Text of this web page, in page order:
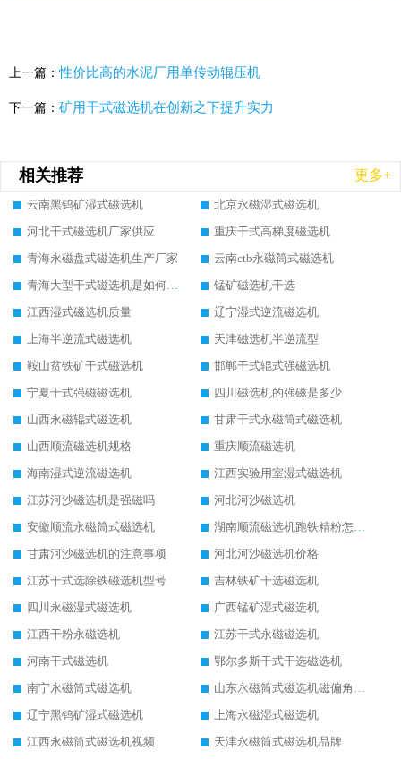
上一篇：性价比高的水泥厂用单传动辊压机
下一篇： 矿用干式磁选机在创新之下提升实力
相关推荐 更多+
云南黑钨矿湿式磁选机
北京永磁湿式磁选机
河北干式磁选机厂家供应
重庆干式高梯度磁选机
青海永磁盘式磁选机生产厂家
云南ctb永磁筒式磁选机
青海大型干式磁选机是如何选矿的
锰矿磁选机干选
江西湿式磁选机质量
辽宁湿式逆流磁选机
上海半逆流式磁选机
天津磁选机半逆流型
鞍山贫铁矿干式磁选机
邯郸干式辊式强磁选机
宁夏干式强磁磁选机
四川磁选机的强磁是多少
山西永磁辊式磁选机
甘肃干式永磁筒式磁选机
山西顺流磁选机规格
重庆顺流磁选机
海南湿式逆流磁选机
江西实验用室湿式磁选机
江苏河沙磁选机是强磁吗
河北河沙磁选机
安徽顺流永磁筒式磁选机
湖南顺流磁选机跑铁精粉怎么处理
甘肃河沙磁选机的注意事项
河北河沙磁选机价格
江苏干式选除铁磁选机型号
吉林铁矿干选磁选机
四川永磁湿式磁选机
广西锰矿湿式磁选机
江西干粉永磁选机
江苏干式永磁磁选机
河南干式磁选机
鄂尔多斯干式干选磁选机
南宁永磁筒式磁选机
山东永磁筒式磁选机磁偏角怎么调整
辽宁黑钨矿湿式磁选机
上海永磁湿式磁选机
江西永磁筒式磁选机视频
天津永磁筒式磁选机品牌